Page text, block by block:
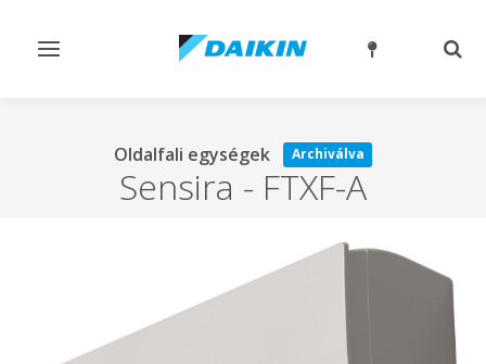
Navigáció
Oldalfali egységek Archiválva
Sensira - FTXF-A